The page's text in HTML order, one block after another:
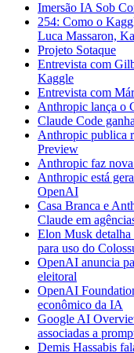
Imersão IA Sob
254: Como o
Luca Massaron,
Projeto Sotaque
Entrevista com
Kaggle
Entrevista com
Anthropic lança o
Claude Code
Anthropic publica
Preview
Anthropic faz
Anthropic está
OpenAI
Casa Branca e
Claude em
Elon Musk
para uso do
OpenAI anuncia
eleitoral
OpenAI
econômico da IA
Google AI
associadas a
Demis Hassabis